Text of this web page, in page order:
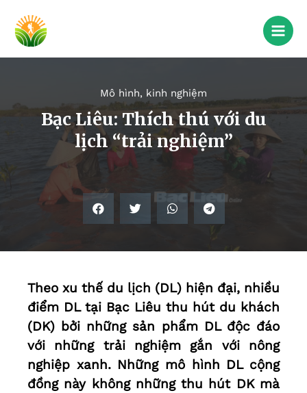
Mô hình, kinh nghiệm
Bạc Liêu: Thích thú với du
lịch “trải nghiệm”
Theo xu thế du lịch (DL) hiện đại, nhiều
điểm DL tại Bạc Liêu thu hút du khách
(DK) bởi những sản phẩm DL độc đáo
với những trải nghiệm gắn với nông
nghiệp xanh. Những mô hình DL cộng
đồng này không những thu hút DK mà